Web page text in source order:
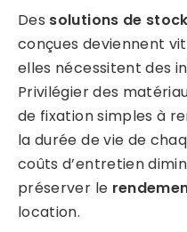
Des solutions de
conçues deviennent
elles nécessitent des
Privilégier des
de fixation simples à
la durée de vie de
coûts d’entretien
préserver le
location.